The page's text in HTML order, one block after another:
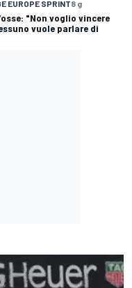
EUROPE SPRINT8 g
"Non voglio vincere
vuole parlare di